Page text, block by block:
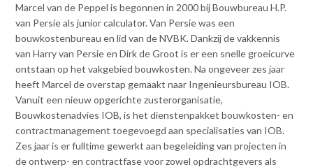
o
m
a
i
n
c
o
n
t
e
Marcel van de Peppel is begonnen in 2000 bij Bouwbureau H.P.
van Persie als junior calculator. Van Persie was een
bouwkostenbureau en lid van de NVBK. Dankzij de vakkennis
van Harry van Persie en Dirk de Groot is er een snelle groeicurve
ontstaan op het vakgebied bouwkosten. Na ongeveer zes jaar
heeft Marcel de overstap gemaakt naar Ingenieursbureau IOB.
Vanuit een nieuw opgerichte zusterorganisatie,
Bouwkostenadvies IOB, is het dienstenpakket bouwkosten- en
contractmanagement toegevoegd aan specialisaties van IOB.
Zes jaar is er fulltime gewerkt aan begeleiding van projecten in
de ontwerp- en contractfase voor zowel opdrachtgevers als
Artikelen
Verenigingsdocumenten
Columns Bernd Karstenberg
Opleiding & Carrière
Partners
Actualiteit
Contact
Inloggen mijn NVBK